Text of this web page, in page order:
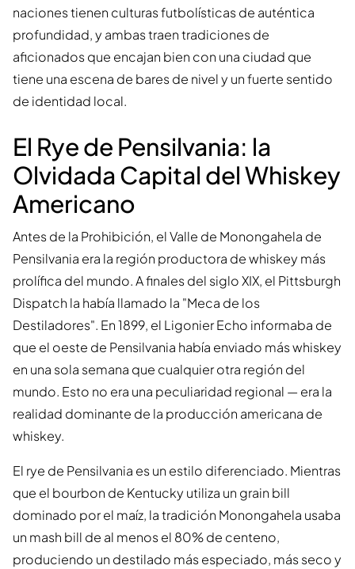
naciones tienen culturas futbolísticas de auténtica
profundidad, y ambas traen tradiciones de
aficionados que encajan bien con una ciudad que
tiene una escena de bares de nivel y un fuerte sentido
de identidad local.
El Rye de Pensilvania: la
Olvidada Capital del Whiskey
Americano
Antes de la Prohibición, el Valle de Monongahela de
Pensilvania era la región productora de whiskey más
prolífica del mundo. A finales del siglo XIX, el Pittsburgh
Dispatch la había llamado la "Meca de los
Destiladores". En 1899, el Ligonier Echo informaba de
que el oeste de Pensilvania había enviado más whiskey
en una sola semana que cualquier otra región del
mundo. Esto no era una peculiaridad regional — era la
realidad dominante de la producción americana de
whiskey.
El rye de Pensilvania es un estilo diferenciado. Mientras
que el bourbon de Kentucky utiliza un grain bill
dominado por el maíz, la tradición Monongahela usaba
un mash bill de al menos el 80% de centeno,
produciendo un destilado más especiado, más seco y